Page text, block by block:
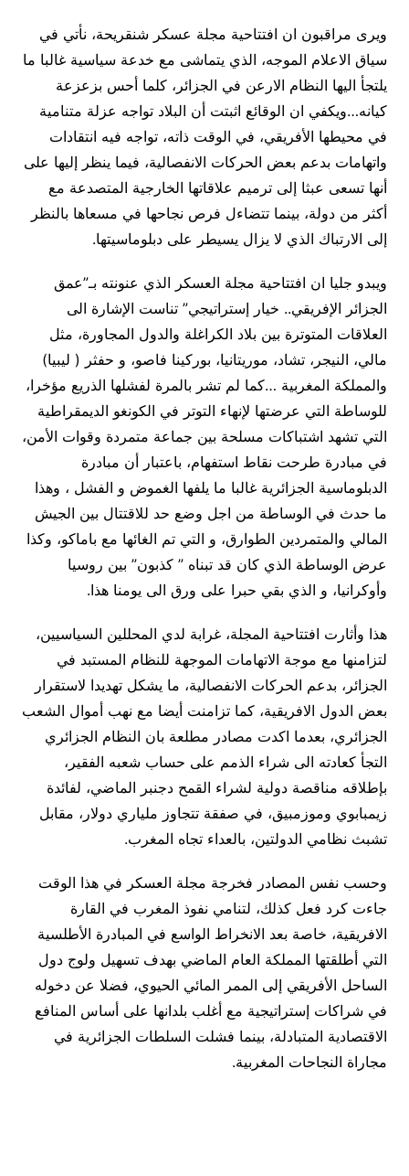
ويرى مراقبون ان افتتاحية مجلة عسكر شنقريحة، نأتي في
سياق الاعلام الموجه، الذي يتماشى مع خدعة سياسية غالبا ما
يلتجأ اليها النظام الارعن في الجزائر، كلما أحس بزعزعة
كيانه…ويكفي ان الوقائع اثبتت أن البلاد تواجه عزلة متنامية
في محيطها الأفريقي، في الوقت ذاته، تواجه فيه انتقادات
واتهامات بدعم بعض الحركات الانفصالية، فيما ينظر إليها على
أنها تسعى عبثا إلى ترميم علاقاتها الخارجية المتصدعة مع
أكثر من دولة، بينما تتضاءل فرص نجاحها في مسعاها بالنظر
إلى الارتباك الذي لا يزال يسيطر على دبلوماسيتها.
ويبدو جليا ان افتتاحية مجلة العسكر الذي عنونته بـ”عمق
الجزائر الإفريقي.. خيار إستراتيجي” تناست الإشارة الى
العلاقات المتوترة بين بلاد الكراغلة والدول المجاورة، مثل
مالي، النيجر، تشاد، موريتانيا، بوركينا فاصو، و حفثر ( ليبيا)
والمملكة المغربية …كما لم تشر بالمرة لفشلها الذريع مؤخرا،
للوساطة التي عرضتها لإنهاء التوتر في الكونغو الديمقراطية
التي تشهد اشتباكات مسلحة بين جماعة متمردة وقوات الأمن،
في مبادرة طرحت نقاط استفهام، باعتبار أن مبادرة
الدبلوماسية الجزائرية غالبا ما يلفها الغموض و الفشل ، وهذا
ما حدث في الوساطة من اجل وضع حد للاقتتال بين الجيش
المالي والمتمردين الطوارق، و التي تم الغائها مع باماكو، وكذا
عرض الوساطة الذي كان قد تبناه ” كذبون” بين روسيا
وأوكرانيا، و الذي بقي حبرا على ورق الى يومنا هذا.
هذا وأثارت افتتاحية المجلة، غرابة لدي المحللين السياسيين،
لتزامنها مع موجة الاتهامات الموجهة للنظام المستبد في
الجزائر، بدعم الحركات الانفصالية، ما يشكل تهديدا لاستقرار
بعض الدول الافريقية، كما تزامنت أيضا مع نهب أموال الشعب
الجزائري، بعدما اكدت مصادر مطلعة بان النظام الجزائري
التجأ كعادته الى شراء الذمم على حساب شعبه الفقير،
بإطلاقه مناقصة دولية لشراء القمح دجنبر الماضي، لفائدة
زيمبابوي وموزمبيق، في صفقة تتجاوز ملياري دولار، مقابل
تشبث نظامي الدولتين، بالعداء تجاه المغرب.
وحسب نفس المصادر فخرجة مجلة العسكر في هذا الوقت
جاءت كرد فعل كذلك، لتنامي نفوذ المغرب في القارة
الافريقية، خاصة بعد الانخراط الواسع في المبادرة الأطلسية
التي أطلقتها المملكة العام الماضي بهدف تسهيل ولوج دول
الساحل الأفريقي إلى الممر المائي الحيوي، فضلا عن دخوله
في شراكات إستراتيجية مع أغلب بلدانها على أساس المنافع
الاقتصادية المتبادلة، بينما فشلت السلطات الجزائرية في
مجاراة النجاحات المغربية.